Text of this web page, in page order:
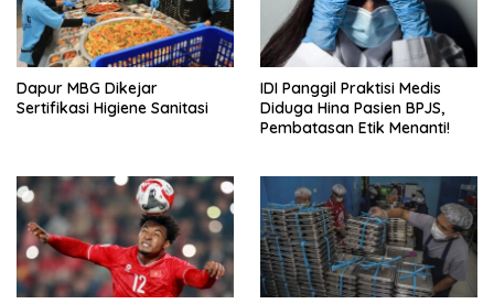
Dapur MBG Dikejar
Sertifikasi Higiene Sanitasi
IDI Panggil Praktisi Medis
Diduga Hina Pasien BPJS,
Pembatasan Etik Menanti!